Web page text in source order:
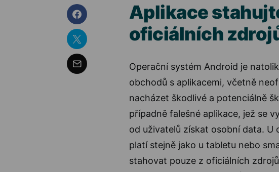
Aplikace
oficiálních
Operační systém Android je
obchodů s aplikacemi, včetně
nacházet škodlivé a potenciálně
případně falešné aplikace, jež se
od uživatelů získat osobní data.
platí stejně jako u tabletu nebo
stahovat pouze z oficiálních